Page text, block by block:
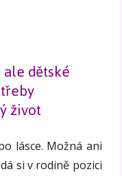
dětské
život
lásce. Možná ani
si v rodině pozici